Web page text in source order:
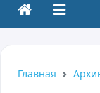
Главная